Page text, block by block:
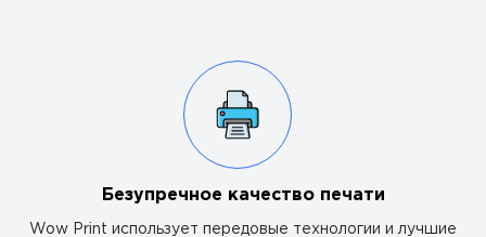
Безупречное качество печати
Wow Print использует передовые технологии и лучшие